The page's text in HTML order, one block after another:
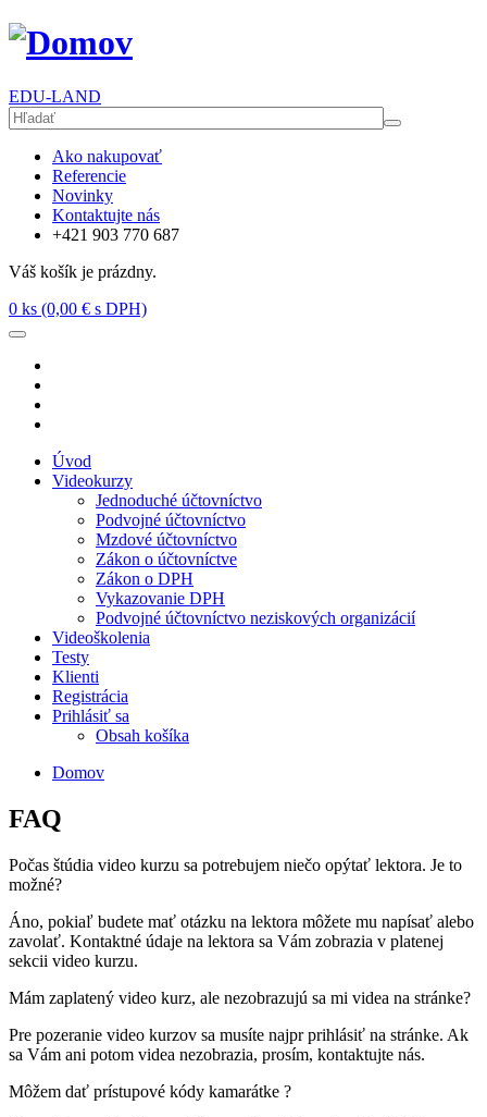
EDU-LAND
Ako nakupovať
Referencie
Novinky
Kontaktujte nás
+421 903 770 687
Váš košík je prázdny.
0 ks (0,00 € s DPH)
Úvod
Videokurzy
Jednoduché účtovníctvo
Podvojné účtovníctvo
Mzdové účtovníctvo
Zákon o účtovníctve
Zákon o DPH
Vykazovanie DPH
Podvojné účtovníctvo neziskových organizácií
Videoškolenia
Testy
Klienti
Registrácia
Prihlásiť sa
Obsah košíka
Domov
FAQ
Počas štúdia video kurzu sa potrebujem niečo opýtať lektora. Je to
možné?
Áno, pokiaľ budete mať otázku na lektora môžete mu napísať alebo
zavolať. Kontaktné údaje na lektora sa Vám zobrazia v platenej
sekcii video kurzu.
Mám zaplatený video kurz, ale nezobrazujú sa mi videa na stránke?
Pre pozeranie video kurzov sa musíte najpr prihlásiť na stránke. Ak
sa Vám ani potom videa nezobrazia, prosím, kontaktujte nás.
Môžem dať prístupové kódy kamarátke ?